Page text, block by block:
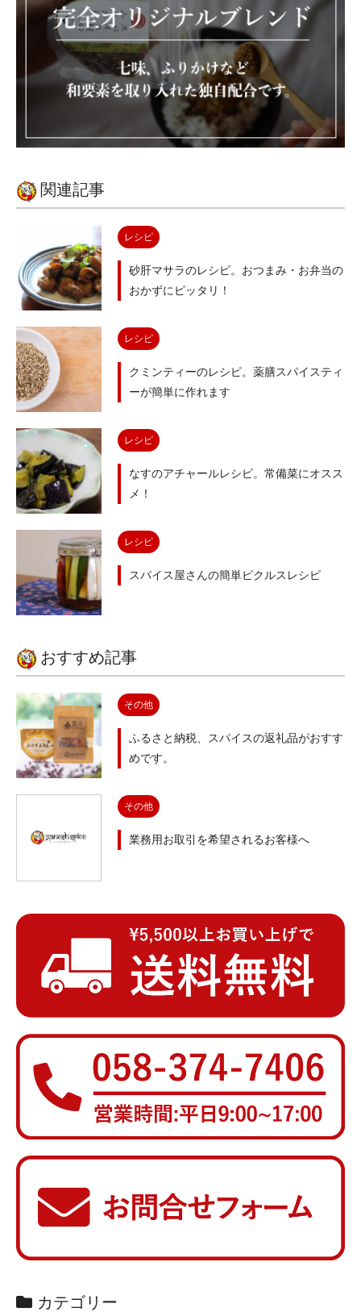
関連記事
レシピ
砂肝マサラのレシピ。おつまみ・お弁当の
おかずにピッタリ！
レシピ
クミンティーのレシピ。薬膳スパイスティ
ーが簡単に作れます
レシピ
なすのアチャールレシピ。常備菜にオスス
メ！
レシピ
スパイス屋さんの簡単ピクルスレシピ
おすすめ記事
その他
ふるさと納税、スパイスの返礼品がおすす
めです。
その他
業務用お取引を希望されるお客様へ
カテゴリー